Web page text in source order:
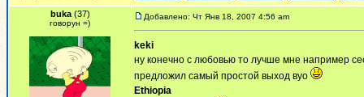
buka(37)
говорун =)
Добавлено: Чт Янв 18, 2007 4:56 am
keki
ну конечно с любовью то лучше мне например
предложил самый простой выход вуо
Ethiopia